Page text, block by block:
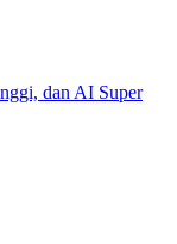
dan AI Super